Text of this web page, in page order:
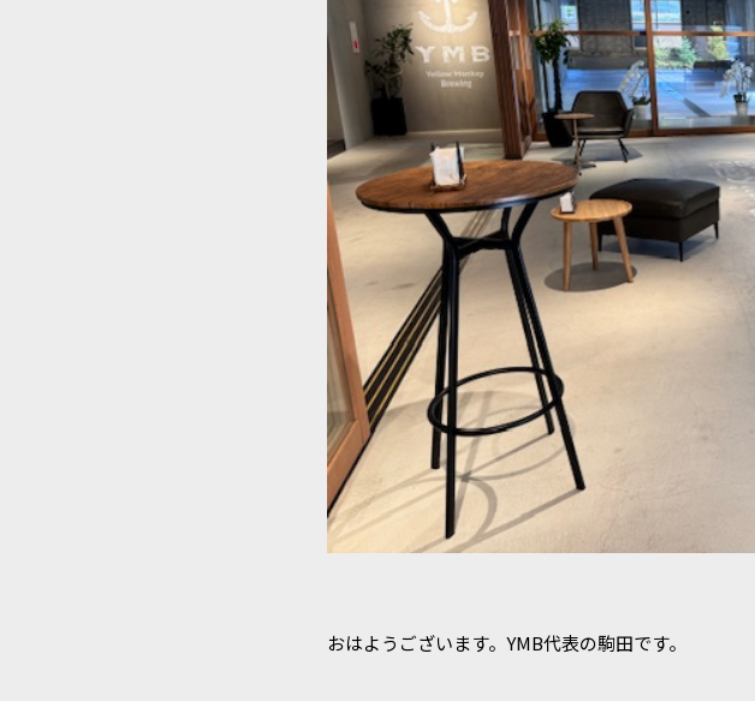
おはようございます。YMB代表の駒田です。